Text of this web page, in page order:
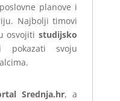
planove i
Najbolji timovi
osvojitistudijsko
svoju
Srednja.hr, a